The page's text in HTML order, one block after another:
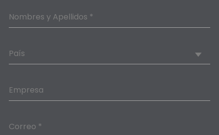
Nombres y Apellidos *
País
Empresa
Correo *